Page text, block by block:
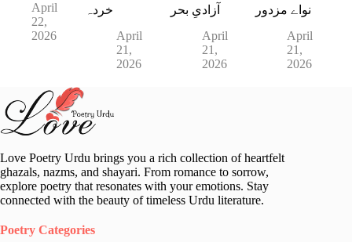
April
22,
2026
April
21,
2026
آزادیِ بحر
April
21,
2026
April
21,
2026
Love Poetry Urdu brings you a rich collection of heartfelt
ghazals, nazms, and shayari. From romance to sorrow,
explore poetry that resonates with your emotions. Stay
connected with the beauty of timeless Urdu literature.
Poetry Categories